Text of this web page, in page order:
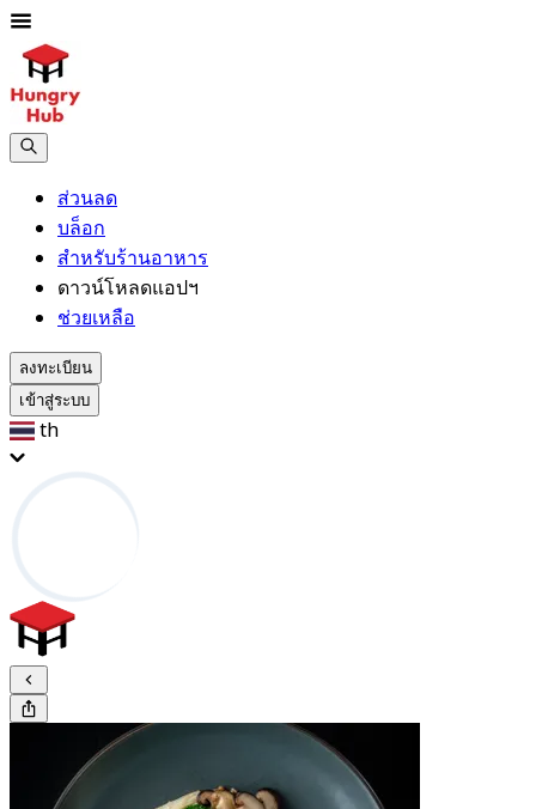
ส่วนลด
บล็อก
สำหรับร้านอาหาร
ดาวน์โหลดแอปฯ
ช่วยเหลือ
ลงทะเบียน
เข้าสู่ระบบ
th